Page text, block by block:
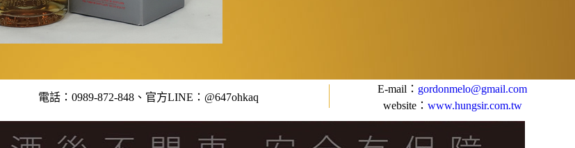
電話：0989-872-848、官方LINE：@647ohkaq
E-mail： gordonmelo@gmail.com
website： www.hungsir.com.tw